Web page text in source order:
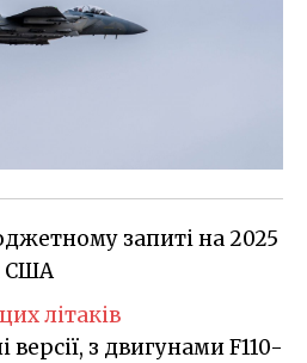
запиті на 2025
США
літаків
з двигунами F110-